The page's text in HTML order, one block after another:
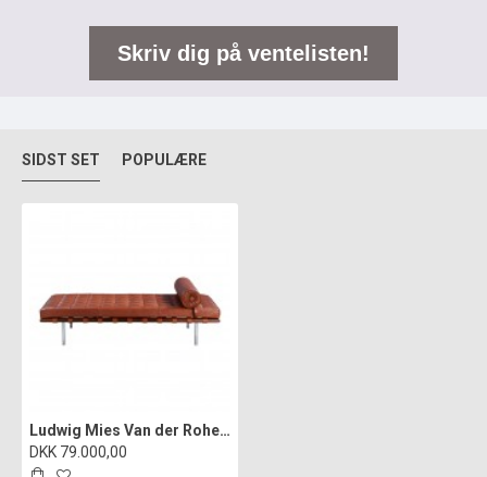
Skriv dig på ventelisten!
SIDST SET POPULÆRE
Ludwig Mies Van der Rohe Barcelona daybed i valnød farvet læder
DKK 79.000,00